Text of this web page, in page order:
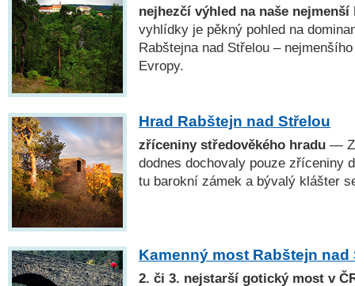
nejhezčí výhled na naše
vyhlídky je pěkný pohled na
Rabštejna nad Střelou –
Evropy.
Hrad Rabštejn nad Střelou
zříceniny středověkého hradu — Z
dodnes dochovaly pouze zříceniny
tu barokní zámek a bývalý klášter
Kamenný most Rabštejn nad
2. či 3. nejstarší gotický most v